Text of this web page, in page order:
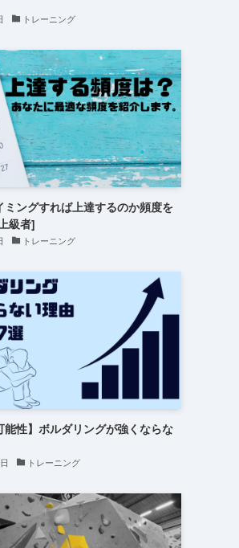
トレーニング
ミングすれば上達するのか頻度を
級者]
トレーニング
能性】ボルダリングが強くならな
トレーニング